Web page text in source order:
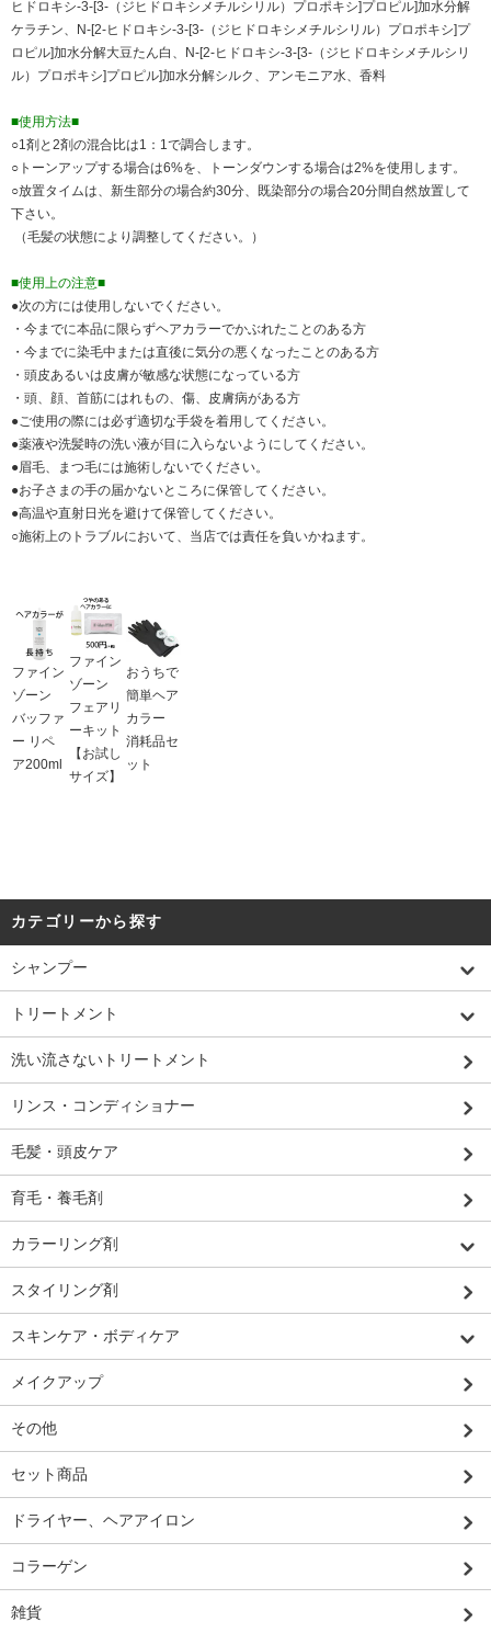
ヒドロキシ-3-[3-（ジヒドロキシメチルシリル）プロポキシ]プロピル]加水分解
ケラチン、N-[2-ヒドロキシ-3-[3-（ジヒドロキシメチルシリル）プロポキシ]プ
ロピル]加水分解大豆たん白、N-[2-ヒドロキシ-3-[3-（ジヒドロキシメチルシリ
ル）プロポキシ]プロピル]加水分解シルク、アンモニア水、香料
■使用方法■
○1剤と2剤の混合比は1：1で調合します。
○トーンアップする場合は6%を、トーンダウンする場合は2%を使用します。
○放置タイムは、新生部分の場合約30分、既染部分の場合20分間自然放置して
下さい。
（毛髪の状態により調整してください。）
■使用上の注意■
●次の方には使用しないでください。
・今までに本品に限らずヘアカラーでかぶれたことのある方
・今までに染毛中または直後に気分の悪くなったことのある方
・頭皮あるいは皮膚が敏感な状態になっている方
・頭、顔、首筋にはれもの、傷、皮膚病がある方
●ご使用の際には必ず適切な手袋を着用してください。
●薬液や洗髪時の洗い液が目に入らないようにしてください。
●眉毛、まつ毛には施術しないでください。
●お子さまの手の届かないところに保管してください。
●高温や直射日光を避けて保管してください。
○施術上のトラブルにおいて、当店では責任を負いかねます。
ファイン
ゾーン
バッファ
ー リペ
ア200ml
ファイン
ゾーン
フェアリ
ーキット
【お試し
サイズ】
おうちで
簡単ヘア
カラー
消耗品セ
ット
カテゴリーから探す
シャンプー
トリートメント
洗い流さないトリートメント
リンス・コンディショナー
毛髪・頭皮ケア
育毛・養毛剤
カラーリング剤
スタイリング剤
スキンケア・ボディケア
メイクアップ
その他
セット商品
ドライヤー、ヘアアイロン
コラーゲン
雑貨